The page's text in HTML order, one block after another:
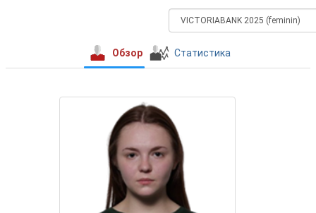
Обзор Статистика